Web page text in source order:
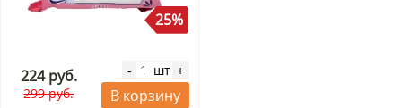
25%
224 руб.
299 руб.
- шт +
В корзину